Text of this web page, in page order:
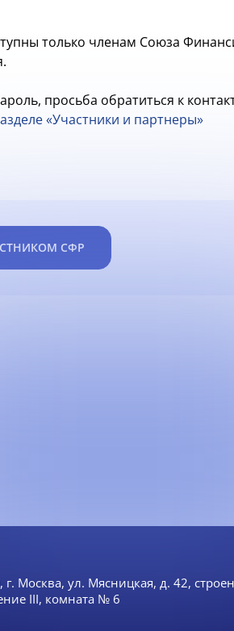
только членам Союза
просьба обратиться к
«Участники и партнеры»
СФР
г. Москва, ул. Мясницкая, д. 42,
III, комната № 6